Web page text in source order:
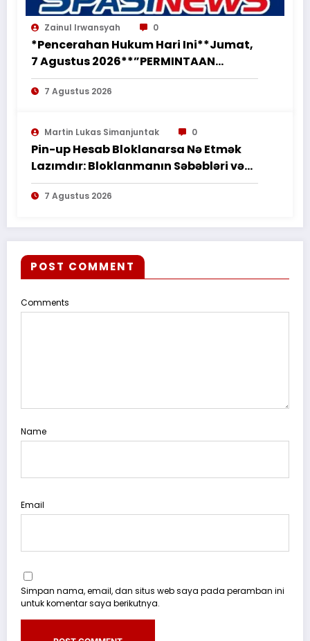
Zainul Irwansyah 0
*Pencerahan Hukum Hari Ini**Jumat,
7 Agustus 2026**”PERMINTAAN
PERUBAHAN PEKERJAAN SECARA LISAN
TIDAK MENGHAPUS KEWAJIBAN
PEKERJAAN SESUAI PERJANJIAN
TERTULIS”*
7 Agustus 2026
Martin Lukas Simanjuntak 0
Pin-up Hesab Bloklanarsa Nə Etmək
Lazımdır: Bloklanmanın Səbəbləri və
Tədbirləri
7 Agustus 2026
POST COMMENT
Comments
Name
Email
Simpan nama, email, dan situs web saya pada peramban ini
untuk komentar saya berikutnya.